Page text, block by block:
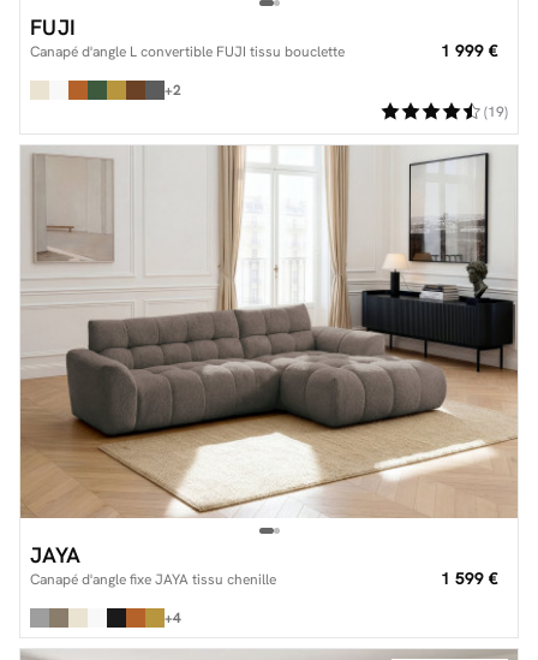
FUJI
Canapé d'angle L convertible FUJI tissu bouclette 1 999 €
+2
(19)
JAYA
Canapé d'angle fixe JAYA tissu chenille 1 599 €
+4